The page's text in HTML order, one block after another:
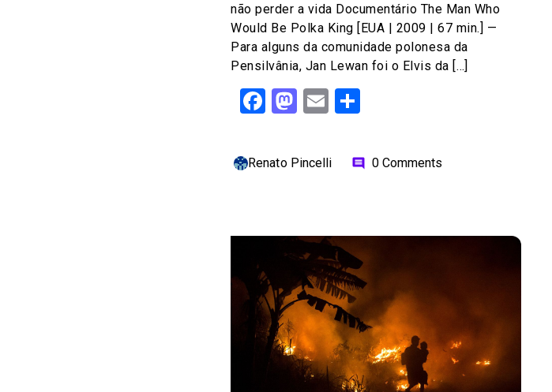
não perder a vida Documentário The Man Who
Would Be Polka King [EUA | 2009 | 67 min.] —
Para alguns da comunidade polonesa da
Pensilvânia, Jan Lewan foi o Elvis da […]
Facebook
Mastodon
Email
Renato Pincelli comment 0 Comments